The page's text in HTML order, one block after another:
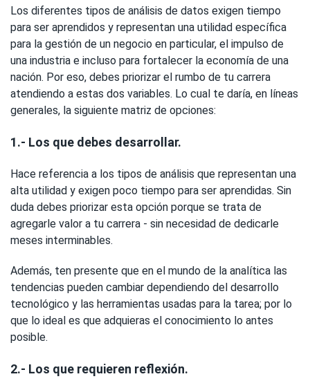
Los diferentes tipos de análisis de datos exigen tiempo
para ser aprendidos y representan una utilidad específica
para la gestión de un negocio en particular, el impulso de
una industria e incluso para fortalecer la economía de una
nación. Por eso, debes priorizar el rumbo de tu carrera
atendiendo a estas dos variables. Lo cual te daría, en líneas
generales, la siguiente matriz de opciones:
1.- Los que debes desarrollar.
Hace referencia a los tipos de análisis que representan una
alta utilidad y exigen poco tiempo para ser aprendidas. Sin
duda debes priorizar esta opción porque se trata de
agregarle valor a tu carrera - sin necesidad de dedicarle
meses interminables.
Además, ten presente que en el mundo de la analítica las
tendencias pueden cambiar dependiendo del desarrollo
tecnológico y las herramientas usadas para la tarea; por lo
que lo ideal es que adquieras el conocimiento lo antes
posible.
2.- Los que requieren reflexión.